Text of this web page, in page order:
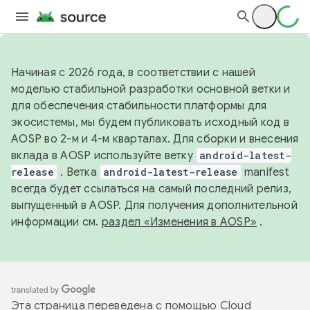
Начиная с 2026 года, в соответствии с нашей
моделью стабильной разработки основной ветки и
для обеспечения стабильности платформы для
экосистемы, мы будем публиковать исходный код в
AOSP во 2-м и 4-м кварталах. Для сборки и внесения
вклада в AOSP используйте ветку android-latest-
release . Ветка android-latest-release manifest
всегда будет ссылаться на самый последний релиз,
выпущенный в AOSP. Для получения дополнительной
информации см. раздел «Изменения в AOSP» .
Эта страница переведена с помощью Cloud